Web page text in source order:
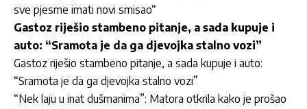
sve pjesme imati novi smisao“
Gastoz riješio stambeno pitanje, a sada kupuje i
auto: “Sramota je da ga djevojka stalno vozi”
Gastoz riješio stambeno pitanje, a sada kupuje i auto:
“Sramota je da ga djevojka stalno vozi”
“Nek laju u inat dušmanima”: Matora otkrila kako je prošao